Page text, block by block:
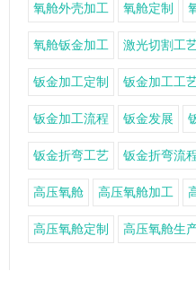
氧舱外壳加工 氧舱定制
氧舱钣金加工 激光切割工
钣金加工定制 钣金加工工
钣金加工流程 钣金发展
钣金折弯工艺 钣金折弯流
高压氧舱 高压氧舱加工
高压氧舱定制 高压氧舱生